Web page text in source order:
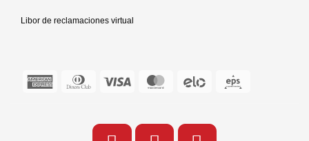
Libor de reclamaciones virtual